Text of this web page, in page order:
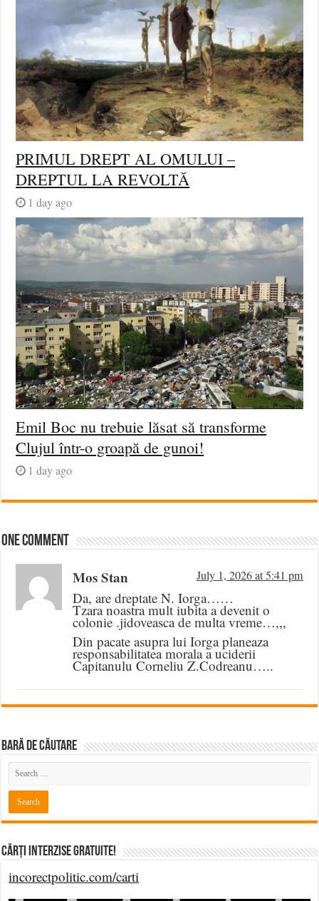
PRIMUL DREPT AL OMULUI –
DREPTUL LA REVOLTĂ
1 day ago
Emil Boc nu trebuie lăsat să transforme
Clujul într-o groapă de gunoi!
1 day ago
One comment
Mos Stan July 1, 2026 at 5:41 pm
Da, are dreptate N. Iorga……
Tzara noastra mult iubita a devenit o
colonie .jidoveasca de multa vreme…,,,
Din pacate asupra lui Iorga planeaza
responsabilitatea morala a uciderii
Capitanulu Corneliu Z.Codreanu…..
BARĂ DE CĂUTARE
Cărți Interzise Gratuite!
incorectpolitic.com/carti